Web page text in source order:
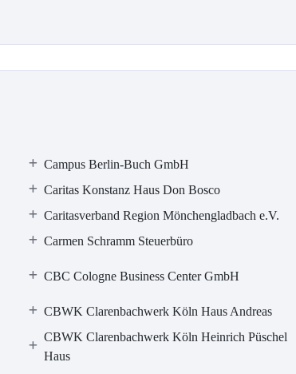
Campus Berlin-Buch GmbH
Caritas Konstanz Haus Don Bosco
Caritasverband Region Mönchengladbach e.V.
Carmen Schramm Steuerbüro
CBC Cologne Business Center GmbH
CBWK Clarenbachwerk Köln Haus Andreas
CBWK Clarenbachwerk Köln Heinrich Püschel
Haus